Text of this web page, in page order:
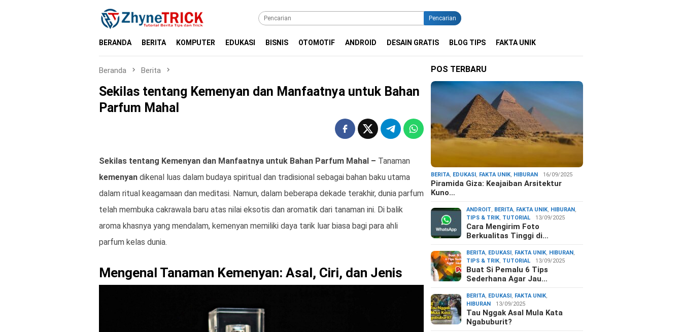
Pencarian
BERANDA BERITA KOMPUTER EDUKASI BISNIS OTOMOTIF ANDROID DESAIN GRATIS BLOG TIPS FAKTA UNIK
Beranda Berita
Sekilas tentang Kemenyan dan Manfaatnya untuk Bahan
Parfum Mahal
Sekilas tentang Kemenyan dan Manfaatnya untuk Bahan Parfum Mahal – Tanaman
kemenyan dikenal luas dalam budaya spiritual dan tradisional sebagai bahan baku utama
dalam ritual keagamaan dan meditasi. Namun, dalam beberapa dekade terakhir, dunia parfum
telah membuka cakrawala baru atas nilai eksotis dan aromatik dari tanaman ini. Di balik
aroma khasnya yang mendalam, kemenyan memiliki daya tarik luar biasa bagi para ahli
parfum kelas dunia.
Mengenal Tanaman Kemenyan: Asal, Ciri, dan Jenis
POS TERBARU
BERITA, EDUKASI, FAKTA UNIK, HIBURAN 16/09/2025
Piramida Giza: Keajaiban Arsitektur
Kuno…
ANDROIT, BERITA, FAKTA UNIK, HIBURAN,
TIPS & TRIK, TUTORIAL 13/09/2025
Cara Mengirim Foto
Berkualitas Tinggi di…
BERITA, EDUKASI, FAKTA UNIK, HIBURAN,
TIPS & TRIK, TUTORIAL 13/09/2025
Buat Si Pemalu 6 Tips
Sederhana Agar Jau…
BERITA, EDUKASI, FAKTA UNIK,
HIBURAN
13/09/2025
Tau Nggak Asal Mula Kata
Ngabuburit?